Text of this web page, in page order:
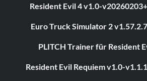
Resident Evil 4 v1.0-
Euro Truck Simulator 2
PLITCH Trainer für Resident
Resident Evil Requiem v1.0-